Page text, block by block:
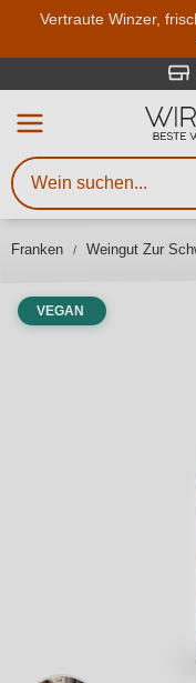
Vertraute Winzer,
Franken Weingut Zur
VEGAN
Weinsuche
Mindestens 3
Sie